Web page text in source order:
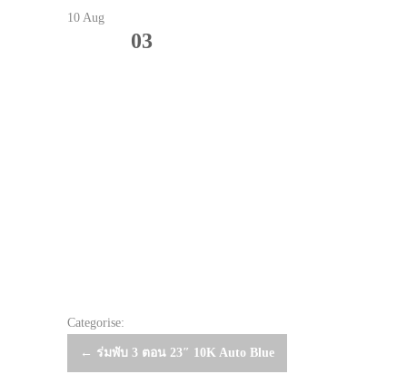
10 Aug
03
Categorise:
Post
← ร่มพับ 3 ตอน 23″ 10K Auto Blue